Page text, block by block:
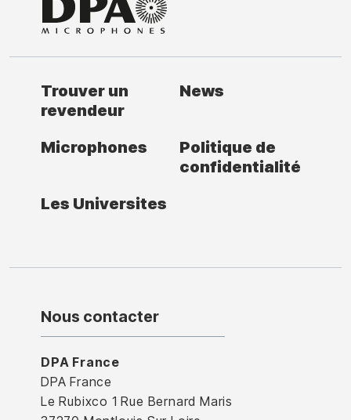
Trouver un
revendeur
News
Microphones
Politique de
confidentialité
Les Universites
Nous contacter
DPA France
DPA France
Le Rubixco 1 Rue Bernard Maris